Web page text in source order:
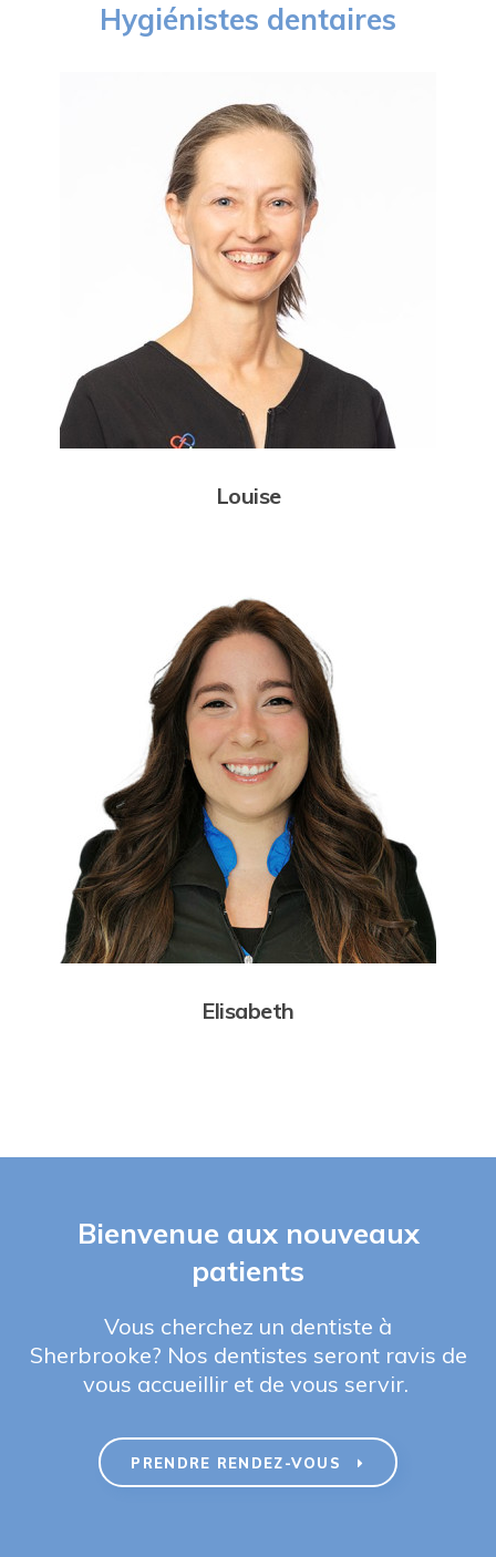
Hygiénistes dentaires
Louise
Elisabeth
Bienvenue aux nouveaux
patients
Vous cherchez un dentiste à
Sherbrooke? Nos dentistes seront ravis de
vous accueillir et de vous servir.
PRENDRE RENDEZ-VOUS